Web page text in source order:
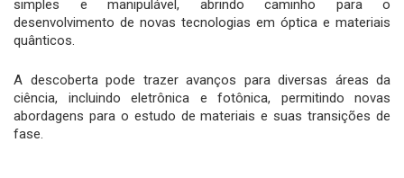
simples e manipulável, abrindo caminho para o
desenvolvimento de novas tecnologias em óptica e materiais
quânticos.
A descoberta pode trazer avanços para diversas áreas da
ciência, incluindo eletrônica e fotônica, permitindo novas
abordagens para o estudo de materiais e suas transições de
fase.